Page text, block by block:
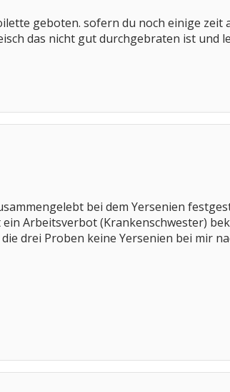
geboten. sofern du noch einige
das nicht gut durchgebraten ist und
bei dem Yersenien
Arbeitsverbot (Krankenschwester)
drei Proben keine Yersenien bei mir